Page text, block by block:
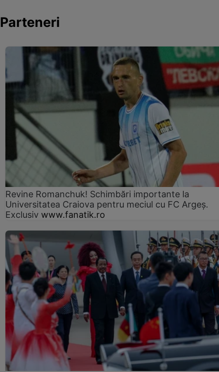
Parteneri
Revine Romanchuk! Schimbări importante la
Universitatea Craiova pentru meciul cu FC Argeş.
Exclusiv www.fanatik.ro